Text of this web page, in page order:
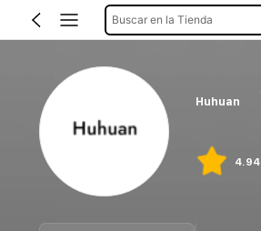
Buscar en la Tienda
Huhuan
4.94